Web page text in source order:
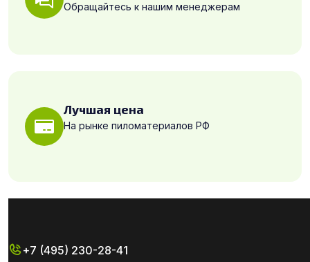
Обращайтесь к нашим менеджерам
Лучшая цена
На рынке пиломатериалов РФ
+7 (495) 230-28-41